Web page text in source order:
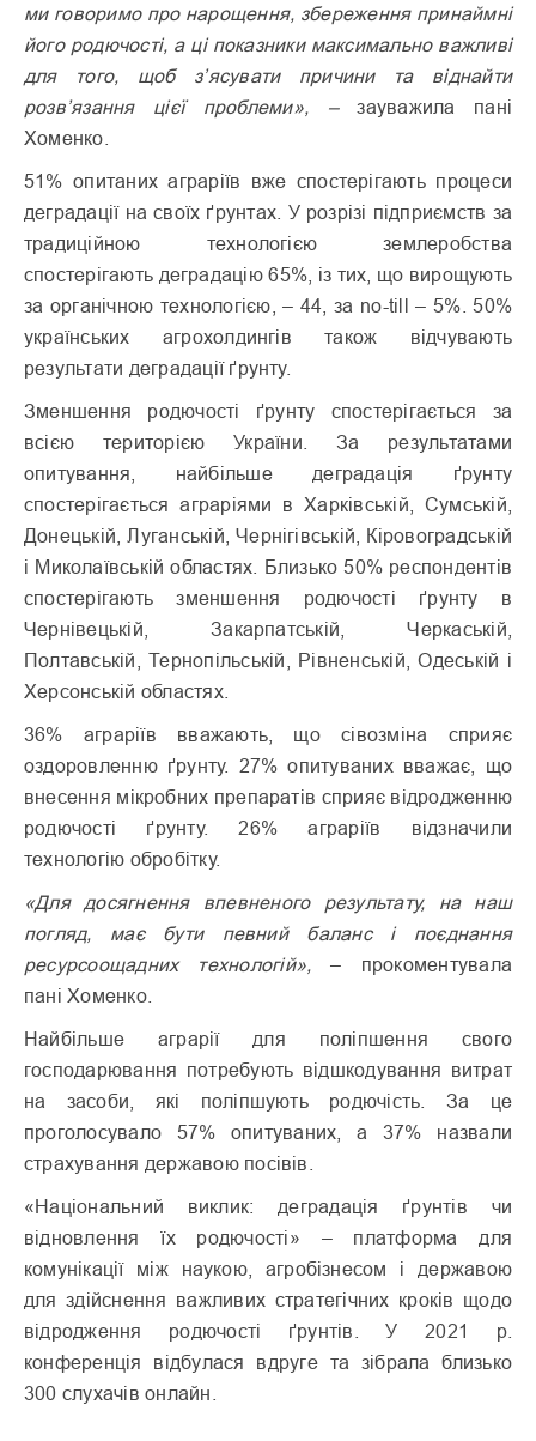
ми говоримо про нарощення, збереження принаймні
його родючості, а ці показники максимально важливі
для того, щоб з’ясувати причини та віднайти
розв’язання цієї проблеми», –зауважила пані
Хоменко.
51% опитаних аграріїв вже спостерігають процеси
деградації на своїх ґрунтах. У розрізі підприємств за
традиційною технологією землеробства
спостерігають деградацію 65%, із тих, що вирощують
за органічною технологією, – 44, за no-till – 5%. 50%
українських агрохолдингів також відчувають
результати деградації ґрунту.
Зменшення родючості ґрунту спостерігається за
всією територією України. За результатами
опитування, найбільше деградація ґрунту
спостерігається аграріями в Харківській, Сумській,
Донецькій, Луганській, Чернігівській, Кіровоградській
і Миколаївській областях. Близько 50% респондентів
спостерігають зменшення родючості ґрунту в
Чернівецькій, Закарпатській, Черкаській,
Полтавській, Тернопільській, Рівненській, Одеській і
Херсонській областях.
36% аграріїв вважають, що сівозміна сприяє
оздоровленню ґрунту. 27% опитуваних вважає, що
внесення мікробних препаратів сприяє відродженню
родючості ґрунту. 26% аграріїв відзначили
технологію обробітку.
«Для досягнення впевненого результату, на наш
погляд, має бути певний баланс і поєднання
ресурсоощадних технологій», – прокоментувала
пані Хоменко.
Найбільше аграрії для поліпшення свого
господарювання потребують відшкодування витрат
на засоби, які поліпшують родючість. За це
проголосувало 57%
опитуваних, а 37% назвали
страхування державою посівів.
«Національний виклик: деградація ґрунтів чи
відновлення їх родючості» – платформа для
комунікації між наукою, агробізнесом і державою
для здійснення важливих стратегічних кроків щодо
відродження родючості ґрунтів. У 2021 р.
конференція відбулася вдруге та зібрала близько
300 слухачів онлайн.